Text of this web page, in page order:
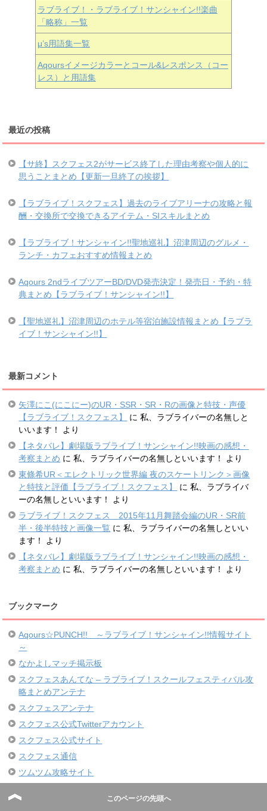
ラブライブ！・ラブライブ！サンシャイン!!楽曲
「略称」一覧
μ’s用語集一覧
Aqoursイメージカラーとコール&レスポンス（コー
レス）と用語集
最近の投稿
【サ終】スクフェス2がサービス終了した理由考察や個人的に
思うことまとめ【更新一旦終了の挨拶】
【ラブライブ！スクフェス】過去のライブアリーナの攻略と報
酬・交換所で交換できるアイテム・SIスキルまとめ
【ラブライブ！サンシャイン!!聖地巡礼】沼津周辺のグルメ・
ランチ・カフェおすすめ情報まとめ
Aqours 2ndライブツアーBD/DVD発売決定！発売日・予約・特
典まとめ【ラブライブ！サンシャイン!!】
【聖地巡礼】沼津周辺のホテル等宿泊施設情報まとめ【ラブラ
イブ！サンシャイン!!】
最新コメント
矢澤にこ(にこにー)のUR・SSR・SR・Rの画像と特技・声優
【ラブライブ！スクフェス】
に私、ラブライバーの名無しと
いいます！
より
【ネタバレ】劇場版ラブライブ！サンシャイン!!映画の感想・
考察まとめ に私、ラブライバーの名無しといいます！
より
東條希UR＜エレクトリック世界編 夜のスケートリンク＞画像
と特技と評価【ラブライブ！スクフェス】
に私、ラブライバ
ーの名無しといいます！
より
ラブライブ！スクフェス 2015年11月舞踏会編のUR・SR前
半・後半特技と画像一覧 に私、ラブライバーの名無しといい
ます！
より
【ネタバレ】劇場版ラブライブ！サンシャイン!!映画の感想・
考察まとめ に私、ラブライバーの名無しといいます！ より
ブックマーク
Aqours☆PUNCH!! ～ラブライブ！サンシャイン!!情報サイト
～
なかよしマッチ掲示板
スクフェスあんてな – ラブライブ！スクールフェスティバル攻
略まとめアンテナ
スクフェスアンテナ
スクフェス公式Twitterアカウント
スクフェス公式サイト
スクフェス通信
ツムツム攻略サイト
このページの先頭へ